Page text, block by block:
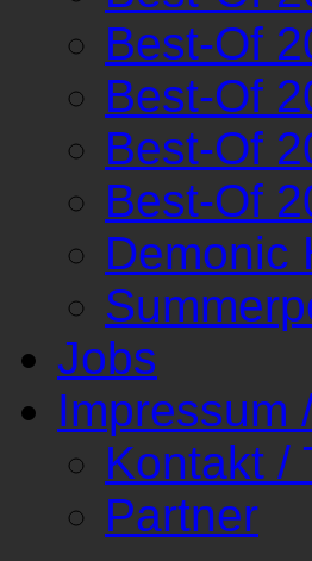
Best-Of
Best-Of
Best-Of
Best-Of
Demonic
Jobs
Impressum
Kontakt /
Partner